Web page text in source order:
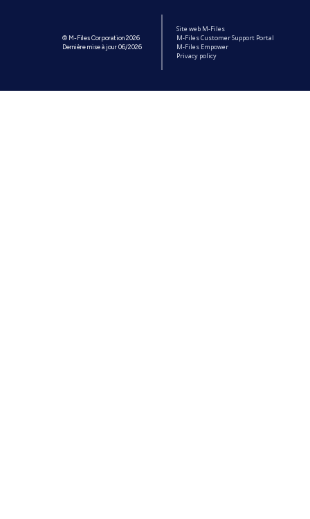
© M-Files Corporation 2026
Dernière mise à jour 06/2026
Site web M-Files
M-Files Customer Support Portal
M-Files Empower
Privacy policy